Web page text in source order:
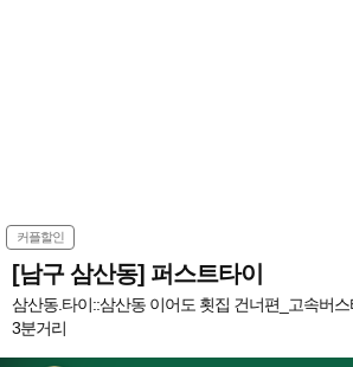
커플할인
[남구 삼산동] 퍼스트타이
삼산동.타이::삼산동 이어도 횟집 건너편_고속버
3분거리